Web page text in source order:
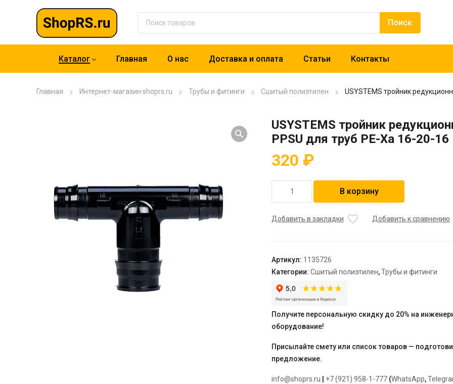
Каталог Главная О нас Доставка и оплата Статьи Контакты
Главная Интернет-магазин shoprs.ru Трубы и фитинги Сшитый полиэтилен USYSTEMS тройник
USYSTEMS тройник
PPSU для труб PE-Xa 16-20-16
320 ₽
товара
тройник
труб
PE-
Xa
16-
16
В корзину
Добавить в закладки Добавить к сравнению
Артикул: 1135726
Категории: Сшитый полиэтилен,Трубы и фитинги
Получите персональную скидку до 20% на
оборудование!
Присылайте смету или список товаров —
предложение.
info@shoprs.ru +7 (921) 958-1-777 (WhatsApp,